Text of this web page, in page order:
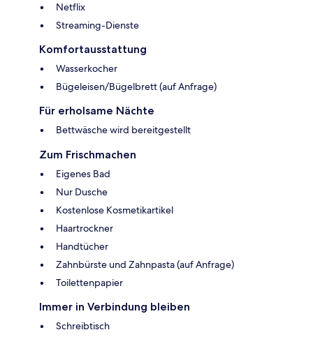
Netflix
Streaming-Dienste
Komfortausstattung
Wasserkocher
Bügeleisen/Bügelbrett (auf Anfrage)
Für erholsame Nächte
Bettwäsche wird bereitgestellt
Zum Frischmachen
Eigenes Bad
Nur Dusche
Kostenlose Kosmetikartikel
Haartrockner
Handtücher
Zahnbürste und Zahnpasta (auf Anfrage)
Toilettenpapier
Immer in Verbindung bleiben
Schreibtisch